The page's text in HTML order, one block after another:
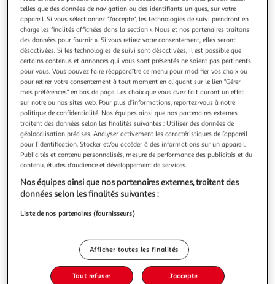
précédente
suivante
1.0 (1)
SC CRYSTAL
Calendrier de l'avent SC Crystal - 14 bijoux
Ce coffret est composé de 14 bijoux. C'est un magnifique et
original cadeau à offrir, ou à s'offrir.Car derrière chacune
des 14 boîtes se trouvent 14 bijoux pour permettre
d'étinceler et de rendre toujours plus élégante la
destinataire de ce merveilleux cadeau.Présenté dans un
magnifique écrin et co
En savoir +
Vous voulez connaître le prix de ce produit ?
Caractéristiques
telles que des données de navigation ou des identifiants uniques, sur votre
appareil. Si vous sélectionnez "J'accepte", les technologies de suivi prendront en
charge les finalités affichées dans la section « Nous et nos partenaires traitons
des données pour fournir ». Si vous retirez votre consentement, elles seront
désactivées. Si les technologies de suivi sont désactivées, il est possible que
certains contenus et annonces qui vous sont présentés ne soient pas pertinents
pour vous. Vous pouvez faire réapparaître ce menu pour modifier vos choix ou
pour retirer votre consentement à tout moment en cliquant sur le lien "Gérer
mes préférences" en bas de page. Les choix que vous avez fait auront un effet
sur notre ou nos sites web. Pour plus d’informations, reportez-vous à notre
politique de confidentialité. Nos équipes ainsi que nos partenaires externes
traitent des données selon les finalités suivantes : Utiliser des données de
géolocalisation précises. Analyser activement les caractéristiques de l’appareil
pour l’identification. Stocker et/ou accéder à des informations sur un appareil.
Publicités et contenu personnalisés, mesure de performance des publicités et du
contenu, études d’audience et développement de services.
Nos équipes ainsi que nos partenaires externes, traitent des
données selon les finalités suivantes :
Liste de nos partenaires (fournisseurs)
Afficher toutes les finalités
Tout refuser J'accepte